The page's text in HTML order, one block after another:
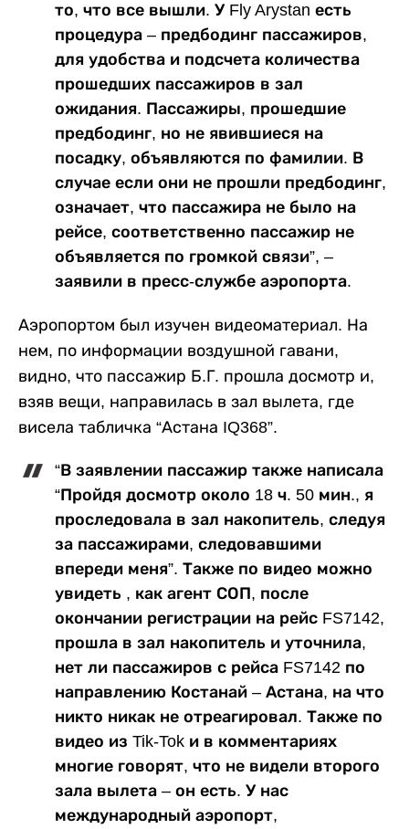
то, что все вышли. У Fly Arystan есть
процедура – предбодинг пассажиров,
для удобства и подсчета количества
прошедших пассажиров в зал
ожидания. Пассажиры, прошедшие
предбодинг, но не явившиеся на
посадку, объявляются по фамилии. В
случае если они не прошли предбодинг,
означает, что пассажира не было на
рейсе, соответственно пассажир не
объявляется по громкой связи”, –
заявили в пресс-службе аэропорта.
Аэропортом был изучен видеоматериал. На
нем, по информации воздушной гавани,
видно, что пассажир Б.Г. прошла досмотр и,
взяв вещи, направилась в зал вылета, где
висела табличка “Астана IQ368”.
“В заявлении пассажир также написала
“Пройдя досмотр около 18 ч. 50 мин., я
проследовала в зал накопитель, следуя
за пассажирами, следовавшими
впереди меня”. Также по видео можно
увидеть , как агент СОП, после
окончании регистрации на рейс FS7142,
прошла в зал накопитель и уточнила,
нет ли пассажиров с рейса FS7142 по
направлению Костанай – Астана, на что
никто никак не отреагировал. Также по
видео из Tik-Tok и в комментариях
многие говорят, что не видели второго
зала вылета – он есть. У нас
международный аэропорт,